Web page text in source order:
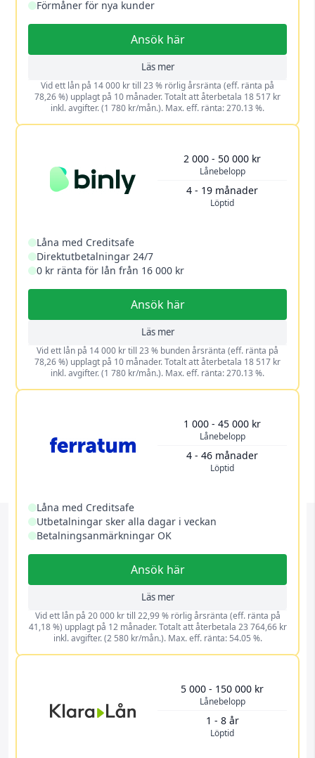
Förmåner för nya kunder
Ansök här
Läs mer
Vid ett lån på 14 000 kr till 23 % rörlig årsränta (eff. ränta på
78,26 %) upplagt på 10 månader. Totalt att återbetala 18 517 kr
inkl. avgifter. (1 780 kr/mån.). Max. eff. ränta: 270.13 %.
Lånebelopp
2 000 - 50 000 kr
Löptid
4 - 19 månader
Låna med Creditsafe
Direktutbetalningar 24/7
0 kr ränta för lån från 16 000 kr
Ansök här
Läs mer
Vid ett lån på 14 000 kr till 23 % bunden årsränta (eff. ränta på
78,26 %) upplagt på 10 månader. Totalt att återbetala 18 517 kr
inkl. avgifter. (1 780 kr/mån.). Max. eff. ränta: 270.13 %.
Lånebelopp
1 000 - 45 000 kr
Löptid
4 - 46 månader
Låna med Creditsafe
Utbetalningar sker alla dagar i veckan
Betalningsanmärkningar OK
Ansök här
Läs mer
Vid ett lån på 20 000 kr till 22,99 % rörlig årsränta (eff. ränta på
41,18 %) upplagt på 12 månader. Totalt att återbetala 23 764,66 kr
inkl. avgifter. (2 580 kr/mån.). Max. eff. ränta: 54.05 %.
Lånebelopp
5 000 - 150 000 kr
Löptid
1 - 8 år